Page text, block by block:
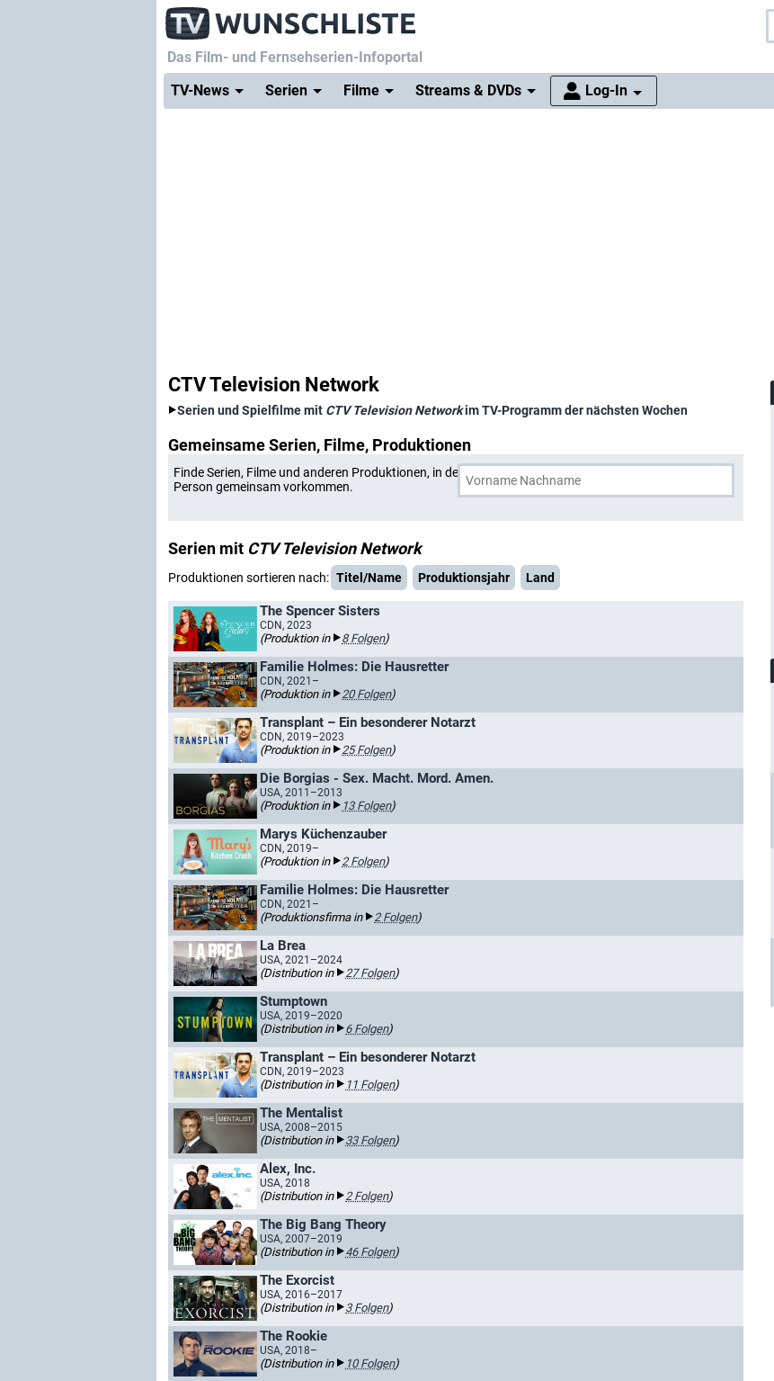
Das Film- und Fernsehserien-Infoportal
TV-News
Serien Filme Streams & DVDs Log-In
CTV Television Network
Serien und Spielfilme mit CTV Television Networkim TV-Programm der nächsten Wochen
Gemeinsame Serien, Filme, Produktionen
Finde Serien, Filme und anderen Produktionen, in denen CTV Television Network
Person gemeinsam vorkommen.
Serien mit CTV Television Network
Produktionen sortieren nach: Titel/Name Produktionsjahr Land
The Spencer Sisters
CDN, 2023
(Produktion in 8 Folgen)
Familie Holmes: Die Hausretter
CDN, 2021–
(Produktion in 20 Folgen)
Transplant – Ein besonderer Notarzt
CDN, 2019–2023
(Produktion in 25 Folgen)
Die Borgias - Sex. Macht. Mord. Amen.
USA, 2011–2013
(Produktion in 13 Folgen)
Marys Küchenzauber
CDN, 2019–
(Produktion in 2 Folgen)
Familie Holmes: Die Hausretter
CDN, 2021–
(Produktionsfirma in 2 Folgen)
La Brea
USA, 2021–2024
(Distribution in 27 Folgen)
Stumptown
USA, 2019–2020
(Distribution in 6 Folgen)
Transplant – Ein besonderer Notarzt
CDN, 2019–2023
(Distribution in 11 Folgen)
The Mentalist
USA, 2008–2015
(Distribution in 33 Folgen)
Alex, Inc.
USA, 2018
(Distribution in 2 Folgen)
The Big Bang Theory
USA, 2007–2019
(Distribution in 46 Folgen)
The Exorcist
USA, 2016–2017
(Distribution in 3 Folgen)
The Rookie
USA, 2018–
(Distribution in 10 Folgen)